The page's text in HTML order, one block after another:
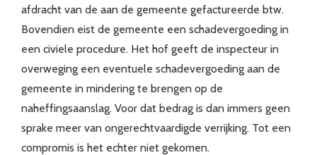
afdracht van de aan de gemeente gefactureerde btw.
Bovendien eist de gemeente een schadevergoeding in
een civiele procedure. Het hof geeft de inspecteur in
overweging een eventuele schadevergoeding aan de
gemeente in mindering te brengen op de
naheffingsaanslag. Voor dat bedrag is dan immers geen
sprake meer van ongerechtvaardigde verrijking. Tot een
compromis is het echter niet gekomen.